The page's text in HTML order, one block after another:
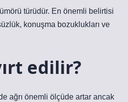
türüdür. En önemli belirtisi
konuşma bozuklukları ve
edilir?
ağrı önemli ölçüde artar ancak